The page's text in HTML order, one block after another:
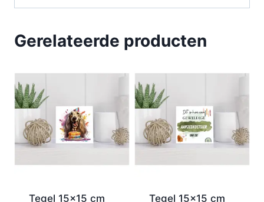
Gerelateerde producten
Tegel 15×15 cm
Tegel 15×15 cm